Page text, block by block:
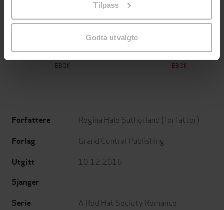
Tilpass
Godta utvalgte
199,-
Jo Nesbø
EBOK
349,-
Jørn Lier Horst
EBOK
Forfattere Regina Hale Sutherland (forfatter)
Forlag Grand Central Publishing
Utgitt 10.12.2016
Sjanger
Serie
A Red Hat Society Romance